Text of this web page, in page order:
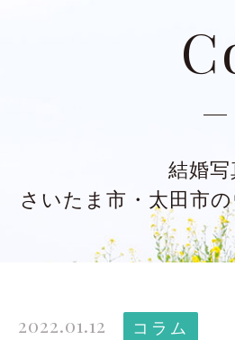
洋装スタジオ
和装スタジオ
Kimono studio
太田店ギャラリ
ドレス＆着物
結婚
さいたま市・太田市
2022.01.12 コラム